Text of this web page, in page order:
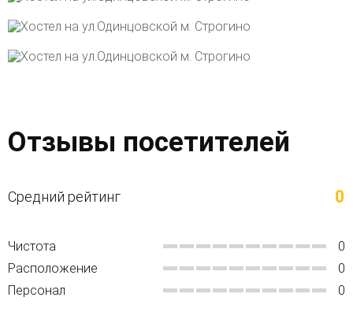
Отзывы посетителей
Средний рейтинг 0
Чистота
0
Расположение
0
Персонал
0